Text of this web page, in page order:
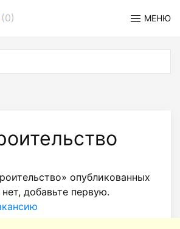
(0) МЕНЮ
опубликованных
добавьте первую.